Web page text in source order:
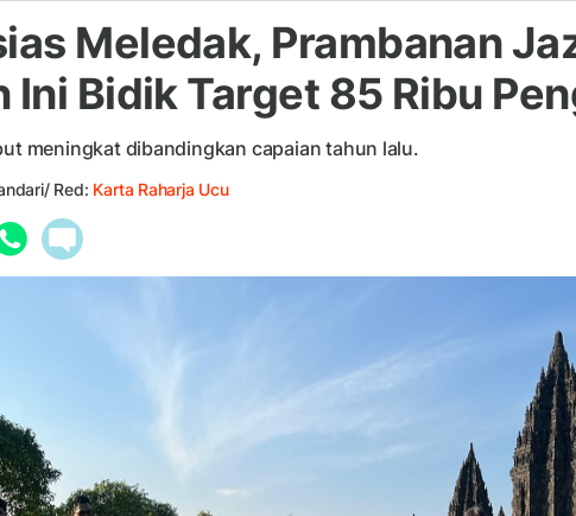
Meledak, Prambanan
Ini Bidik Target 85 Ribu
meningkat dibandingkan capaian tahun lalu.
Red: Karta Raharja Ucu